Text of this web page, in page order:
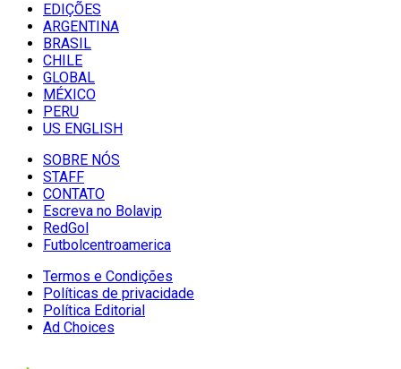
EDIÇÕES
ARGENTINA
BRASIL
CHILE
GLOBAL
MÉXICO
PERU
US ENGLISH
SOBRE NÓS
STAFF
CONTATO
Escreva no Bolavip
RedGol
Futbolcentroamerica
Termos e Condições
Políticas de privacidade
Política Editorial
Ad Choices